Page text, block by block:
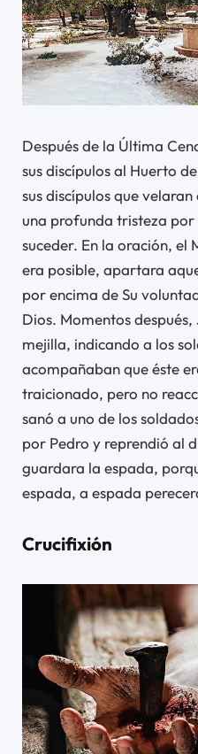
Después de la Última
sus discípulos al Huerto
sus discípulos que
una profunda tristeza
suceder. En la oración, el
era posible, apartara
por encima de Su
Dios. Momentos
mejilla, indicando a los
acompañaban que éste
traicionado, pero no
sanó a uno de los
por Pedro y reprendió al
guardara la espada,
espada, a espada
Crucifixión